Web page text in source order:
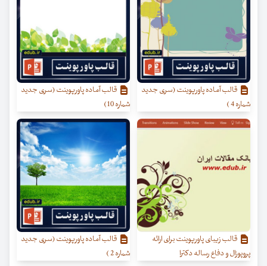
قالب آماده پاورپوینت (سری جدید
شماره 4 )
قالب آماده پاورپوینت (سری جدید
شماره 10)
قالب زیبای پاورپوینت برای ارائه
پروپوزال و دفاع رساله دکترا
قالب آماده پاورپوینت (سری جدید
شماره 2 )